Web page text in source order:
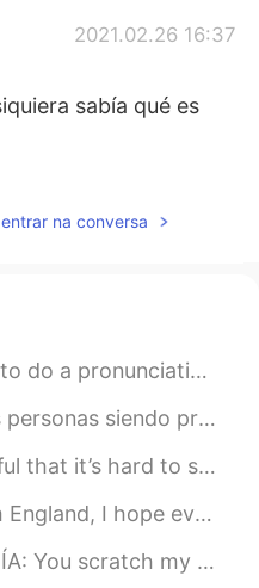
2021.02.26 16:37
sabía qué es
me di cuenta
me di cuenta que
horchata en mi
2021.02.26 16:33
na conversa
tongue twisters. Try to pronounce the...
el aprendizaje de idiomas a pesar de lo qu...
up in a photo. Here are a few sunsets that ...
lovely day and hopefully you get to enjoy it ...
yours. Esta expresión quiere decir que ...